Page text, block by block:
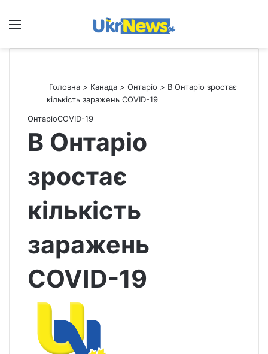
Меню
Головна > Канада > Онтаріо > В Онтаріо зростає
кількість заражень COVID-19
ОнтаріоСOVID-19
В Онтаріо
зростає
кількість
заражень
COVID-19